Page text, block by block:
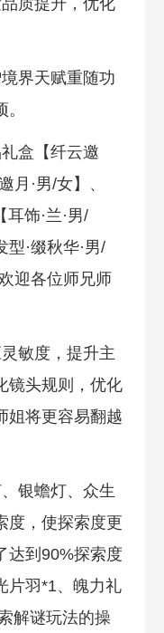
界天赋重随功
盒【纤云邀
月·男/女】、
耳饰·兰·男/
·缀秋华·男/
迎各位师兄师
敏度，提升主
镜头规则，优化
姐将更容易翻越
银蟾灯、众生
度，使探索度更
达到90%探索度
片羽*1、魄力礼
解谜玩法的操